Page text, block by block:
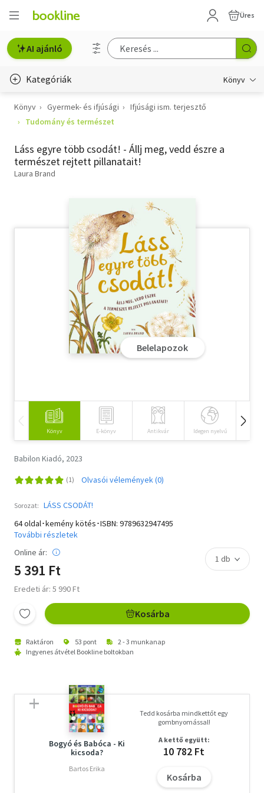
Üres
AI ajánló
Kategóriák Könyv
Életmód, egészség
Gyermek- és ifjúsági
Szótár, nyelvkönyv
Tankönyv, segédkönyv
Társadalomtudomány
Könyv Gyermek- és ifjúsági
Ifjúsági ism. terjesztő
Tudomány és természet
Láss egyre több csodát! - Állj meg, vedd észre a
természet rejtett pillanatait!
Laura Brand
Belelapozok
Könyv E-könyv Antikvár Idegen nyelvű
Babilon Kiadó, 2023
Olvasói vélemények (0)
Sorozat: LÁSS CSODÁT!
64 oldal･kemény kötés･ISBN: 9789632947495
További részletek
Online ár:
5 391 Ft
Eredeti ár: 5 990 Ft
Kosárba
Raktáron 53 pont
2 - 3 munkanap
Ingyenes átvétel Bookline boltokban
Bogyó és Babóca - Ki
kicsoda?
Bartos Erika
Tedd kosárba mindkettőt egy
gombnyomással!
A kettő együtt:
10 782 Ft
Kosárba